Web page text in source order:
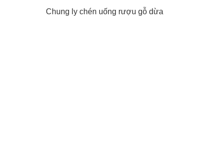
Chung ly chén uống rượu gỗ dừa